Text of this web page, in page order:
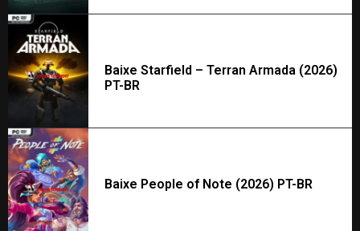
Baixe Starfield – Terran Armada (2026)
PT-BR
Baixe People of Note (2026) PT-BR